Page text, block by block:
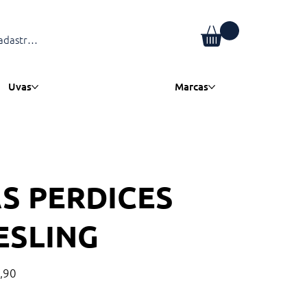
se
Uvas Marcas
PERDICES